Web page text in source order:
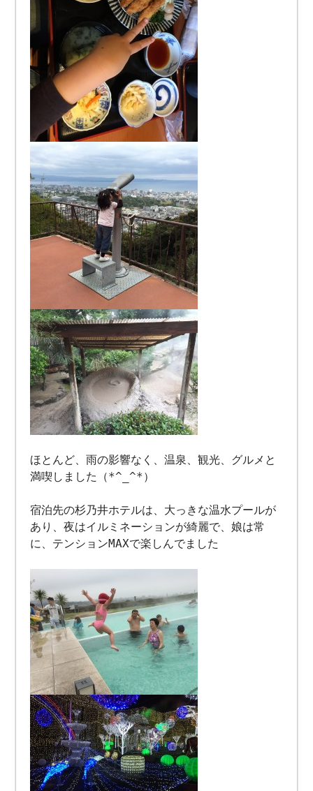
ほとんど、雨の影響なく、温泉、観光、グルメと
満喫しました（*^_^*）
宿泊先の杉乃井ホテルは、大っきな温水プールが
あり、夜はイルミネーションが綺麗で、娘は常
に、テンションMAXで楽しんでました